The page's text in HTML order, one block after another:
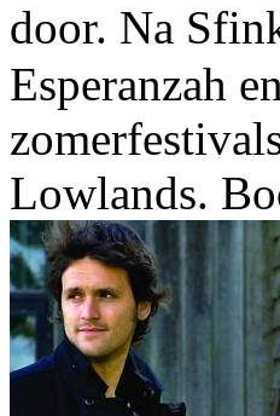
door. Na
Esperanzah
Lowlands.